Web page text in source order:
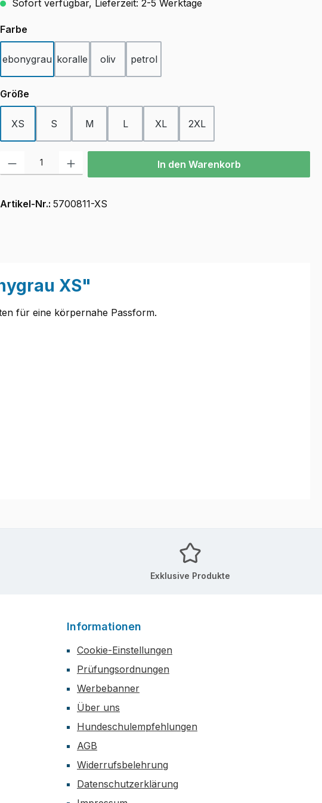
Sofort verfügbar, Lieferzeit: 2-5 Werktage
Farbe
ebonygrau koralle oliv petrol
Größe
XS S M L XL 2XL
Produkt Anzahl: Gib den gewünschten Wert ein oder benutze die Schaltflächen
In den Warenkorb
Artikel-Nr.: 5700811-XS
XS"
für eine körpernahe Passform.
Exklusive Produkte
Informationen
Cookie-Einstellungen
Prüfungsordnungen
Werbebanner
Über uns
Hundeschulempfehlungen
AGB
Widerrufsbelehrung
Datenschutzerklärung